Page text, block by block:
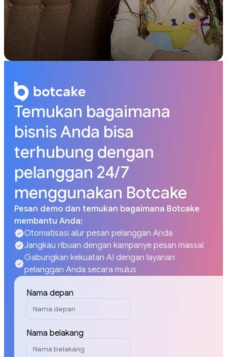
Temukan bagaimana
bisnis Anda bisa
terhubung dengan
pelanggan 24/7
menggunakan Botcake
Pesan demo dan temukan bagaimana Botcake
membantu Anda:
Otomatisasi alur pesan pelanggan Anda
Jangkau ribuan dengan kampanye pesan massal
Gabungkan kekuatan AI dengan layanan
pelanggan Anda secara mulus
Nama depan
Nama belakang